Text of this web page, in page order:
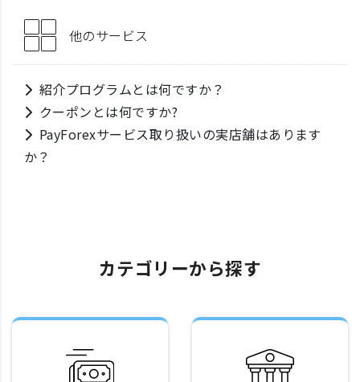
他のサービス
紹介プログラムとは何ですか？
クーポンとは何ですか?
PayForexサービス取り扱いの実店舗はあります
か？
カテゴリーから探す